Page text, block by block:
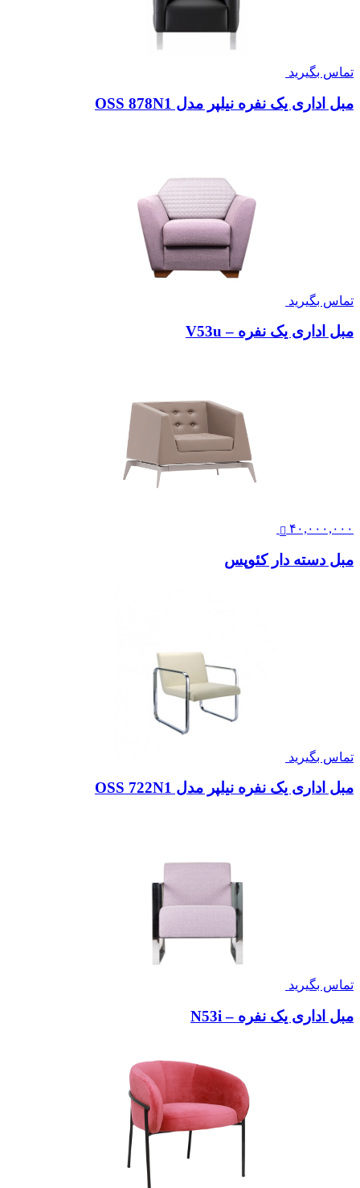
تماس بگیرید
مبل اداری یک نفره نیلپر مدل OSS 878N1
تماس بگیرید
مبل اداری یک نفره – V53u
۴۰,۰۰۰,۰۰۰
مبل دسته دار کئوپس
تماس بگیرید
مبل اداری یک نفره نیلپر مدل OSS 722N1
تماس بگیرید
مبل اداری یک نفره – N53i